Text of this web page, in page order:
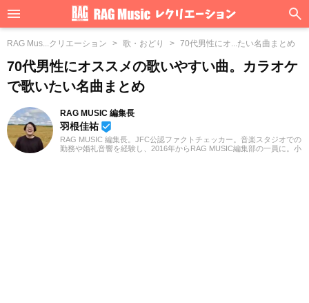
RAG Mus...クリエーション 歌・おどり 70代男性にオ...たい名曲まとめ
70代男性にオススメの歌いやすい曲。カラオケ
で歌いたい名曲まとめ
RAG MUSIC 編集長
羽根佳祐 beenhere
RAG MUSIC 編集長。JFC公認ファクトチェッカー。音楽スタジオでの
勤務や婚礼音響を経験し、2016年からRAG MUSIC編集部の一員に。小